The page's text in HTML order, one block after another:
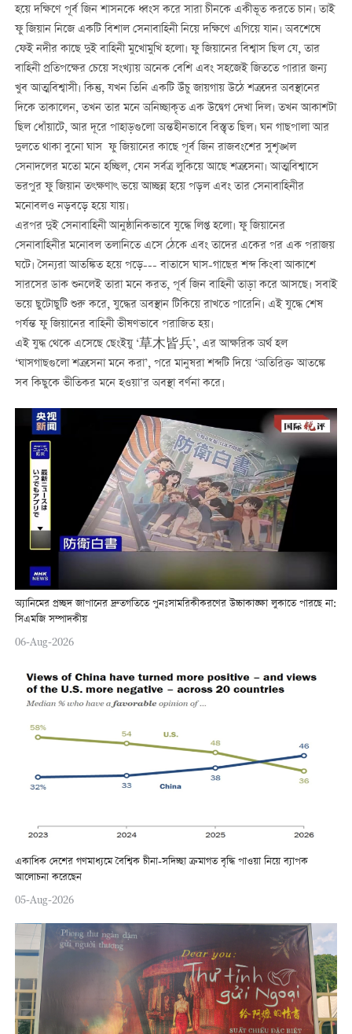
হয়ে দক্ষিণে পূর্ব জিন শাসনকে ধ্বংস করে সারা চীনকে একীভূত করতে চান। তাই
ফু জিয়ান নিজে একটি বিশাল সেনাবাহিনী নিয়ে দক্ষিণে এগিয়ে যান। অবশেষে
ফেই নদীর কাছে দুই বাহিনী মুখোমুখি হলো। ফু জিয়ানের বিশ্বাস ছিল যে, তার
বাহিনী প্রতিপক্ষের চেয়ে সংখ্যায় অনেক বেশি এবং সহজেই জিততে পারার জন্য
খুব আত্মবিশ্বাসী। কিন্তু, যখন তিনি একটি উঁচু জায়গায় উঠে শত্রুদের অবস্থানের
দিকে তাকালেন, তখন তার মনে অনিচ্ছাকৃত এক উদ্বেগ দেখা দিল। তখন আকাশটা
ছিল ধোঁয়াটে, আর দূরে পাহাড়গুলো অন্তহীনভাবে বিস্তৃত ছিল। ঘন গাছপালা আর
দুলতে থাকা বুনো ঘাস ফু জিয়ানের কাছে পূর্ব জিন রাজবংশের সুশৃঙ্খল
সেনাদলের মতো মনে হচ্ছিল, যেন সর্বত্র লুকিয়ে আছে শত্রুসেনা। আত্মবিশ্বাসে
ভরপুর ফু জিয়ান তৎক্ষণাৎ ভয়ে আচ্ছন্ন হয়ে পড়ল এবং তার সেনাবাহিনীর
মনোবলও নড়বড়ে হয়ে যায়।
এরপর দুই সেনাবাহিনী আনুষ্ঠানিকভাবে যুদ্ধে লিপ্ত হলো। ফু জিয়ানের
সেনাবাহিনীর মনোবল তলানিতে এসে ঠেকে এবং তাদের একের পর এক পরাজয়
ঘটে। সৈন্যরা আতঙ্কিত হয়ে পড়ে--- বাতাসে ঘাস-গাছের শব্দ কিংবা আকাশে
সারসের ডাক শুনলেই তারা মনে করত, পূর্ব জিন বাহিনী তাড়া করে আসছে। সবাই
ভয়ে ছুটোছুটি শুরু করে, যুদ্ধের অবস্থান টিকিয়ে রাখতে পারেনি। এই যুদ্ধে শেষ
পর্যন্ত ফু জিয়ানের বাহিনী ভীষণভাবে পরাজিত হয়।
এই যুদ্ধ থেকে এসেছে ছেংইয়ু ‘草木皆兵’, এর আক্ষরিক অর্থ হল
‘ঘাসগাছগুলো শত্রুসেনা মনে করা’, পরে মানুষরা শব্দটি দিয়ে ‘অতিরিক্ত আতঙ্কে
সব কিছুকে ভীতিকর মনে হওয়া’র অবস্থা বর্ণনা করে।
অ্যানিমের প্রচ্ছদ জাপানের দ্রুতগতিতে পুনঃসামরিকীকরণের উচ্চাকাঙ্ক্ষা লুকাতে পারছে না:
সিএমজি সম্পাদকীয়
06-Aug-2026
একাধিক দেশের গণমাধ্যমে বৈশ্বিক চীনা-সদিচ্ছা ক্রমাগত বৃদ্ধি পাওয়া নিয়ে ব্যাপক
আলোচনা করেছেন
05-Aug-2026